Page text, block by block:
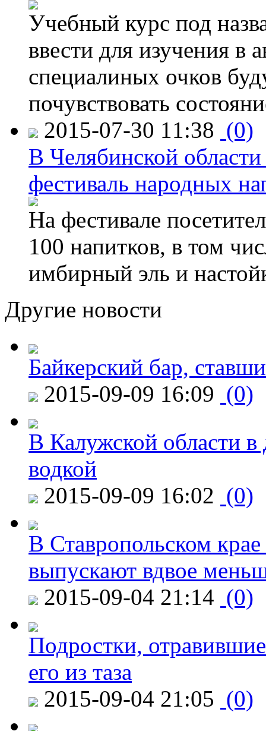
Учебный курс под
ввести для изучения
специалиных очков
почувствовать
2015-07-30 11:38 (0)
В Челябинской
фестиваль народных
На фестивале
100 напитков, в том
имбирный эль и
Другие новости
Байкерский бар,
2015-09-09 16:09 (0)
В Калужской области в
водкой
2015-09-09 16:02 (0)
В Ставропольском
выпускают вдвое
2015-09-04 21:14 (0)
Подростки,
его из таза
2015-09-04 21:05 (0)